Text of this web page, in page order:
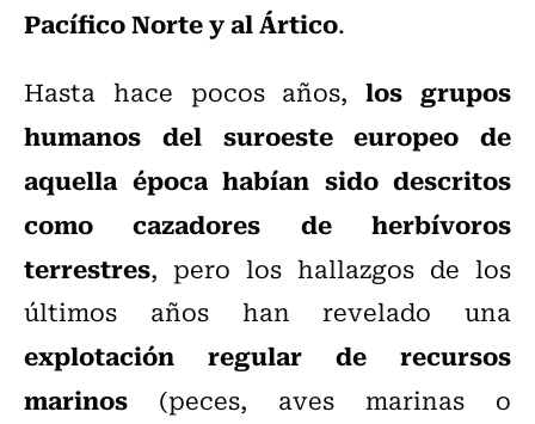
Pacífico Norte y al Ártico.
Hasta hace pocos años,los grupos
humanos del suroeste europeo de
aquella época habían sido descritos
como cazadores de herbívoros
terrestres, pero los hallazgos de los
últimos años han revelado una
explotación regular de recursos
marinos (peces, aves marinas o